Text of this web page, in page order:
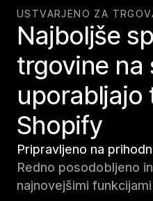
USTVARJENO ZA
Najboljše
trgovine na
uporabljajo
Shopify
Pripravljeno na
Redno posodobljeno
najnovejšimi